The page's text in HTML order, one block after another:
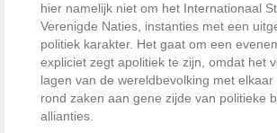
hier namelijk niet om het Internationaal
Verenigde Naties, instanties met een
politiek karakter. Het gaat om een
expliciet zegt apolitiek te zijn, omdat het
lagen van de wereldbevolking met elkaar
rond zaken aan gene zijde van politieke
allianties.